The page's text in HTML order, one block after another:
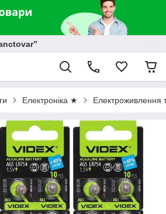
Електроніка ★ Електроживлення